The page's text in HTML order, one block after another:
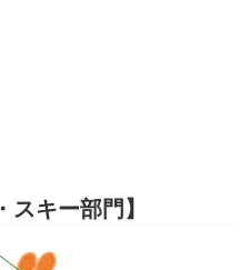
キー部門】